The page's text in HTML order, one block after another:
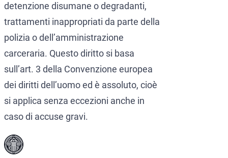
detenzione disumane o degradanti,
trattamenti inappropriati da parte della
polizia o dell’amministrazione
carceraria. Questo diritto si basa
sull’art. 3 della Convenzione europea
dei diritti dell’uomo ed è assoluto, cioè
si applica senza eccezioni anche in
caso di accuse gravi.